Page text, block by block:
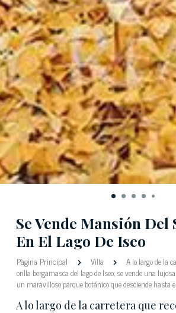
Se Vende Mansión Del
En El Lago De Iseo
Pàgina Principal Villa
A lo largo de la
orilla bergamasca del lago de Iseo, se vende una
un maravilloso parque botánico que desciende hasta
A lo largo de la carretera que